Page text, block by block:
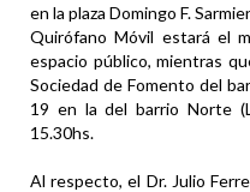
en la plaza Domingo F.
Quirófano Móvil estará el
espacio público, mientras
Sociedad de Fomento del
19 en la del barrio Norte
15.30hs.
Al respecto, el Dr. Julio